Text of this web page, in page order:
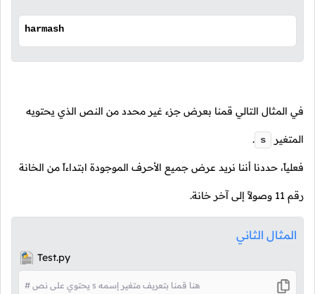
harmash
في المثال التالي قمنا بعرض جزء غير محدد من النص الذي يحتويه
المتغير s
.
فعلياً، حددنا أننا نريد عرض جميع الأحرف الموجودة ابتداءاً من الخانة
رقم 11 وصولاً إلى آخر خانة.
المثال الثاني
Test.py
# يحتوي على نص s هنا قمنا بتعريف متغير إسمه